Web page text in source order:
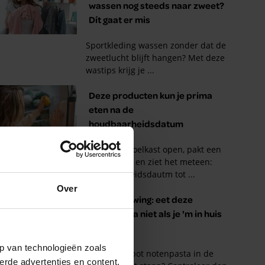
Over
van technologieën zoals
advertenties en content,